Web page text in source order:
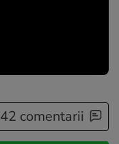
42 comentarii